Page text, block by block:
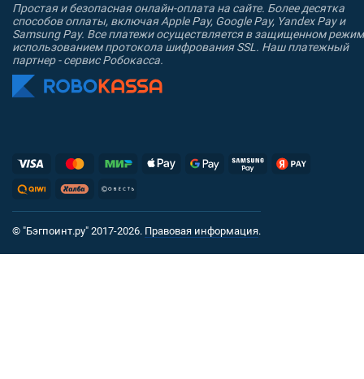
Простая и безопасная онлайн-оплата на сайте. Более десятка
способов оплаты, включая Apple Pay, Google Pay, Yandex Pay и
Samsung Pay. Все платежи осуществляется в защищенном
использованием протокола шифрования SSL. Наш платежный
партнер - сервис Робокасса.
© "Бэгпоинт.ру" 2017-2026. Правовая информация.